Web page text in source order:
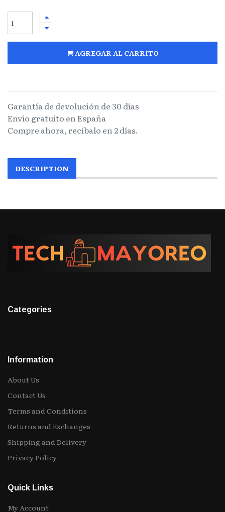
AGREGAR AL CARRITO
Garantía de devolución de 30 días
Envío gratuito en España
Compre ahora, recíbalo en 2 días.
DESCRIPTION
Categories
Information
About Us
Contact Us
Terms and Conditions
Returns and Exchanges
Shipping and Delivery
Privacy Policy
Quick Links
My Account